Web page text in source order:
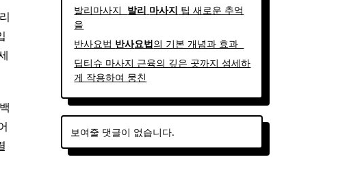
발리마사지 ​ 발리 마사지 팁 새로운 추억
을
반사요법 반사요법의 기본 개념과 효과 ​ ​
딥티슈 마사지 근육의 깊은 곳까지 섬세하
게 작용하여 뭉친
보여줄 댓글이 없습니다.